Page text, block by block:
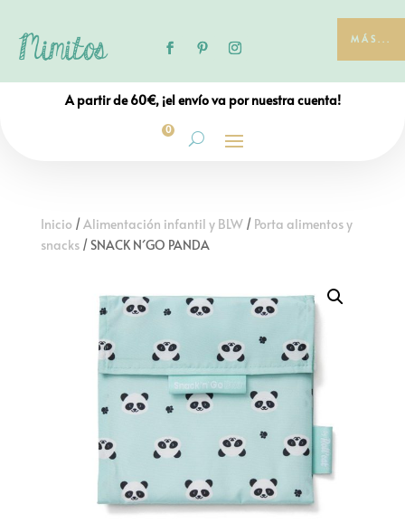
MÁS...
A partir de 60€, ¡el envío va por nuestra cuenta!
0
Inicio /Alimentación infantil y BLW/ Porta alimentos y
snacks/ SNACK N´GO PANDA